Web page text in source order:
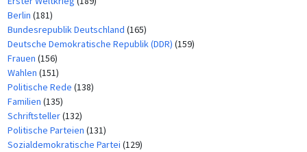
Berlin (181)
Bundesrepublik Deutschland (165)
Deutsche Demokratische Republik (DDR) (159)
Frauen (156)
Wahlen (151)
Politische Rede (138)
Familien (135)
Schriftsteller(132)
Politische Parteien (131)
Sozialdemokratische Partei (129)